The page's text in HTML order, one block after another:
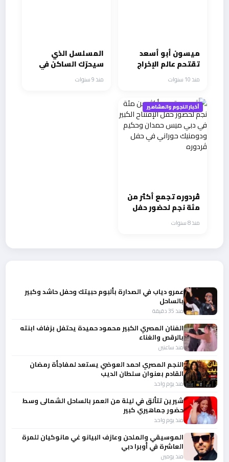
ميسون أبو أسعد
تقتحم عالم الإخراج
منذ 10 سنوات
المسلسل الذي
سيحرّك الساكن في
رمضان من سما الفنمنذ 9 سنوات
أخبار النجوم والمشاهير
ڤردوره تجمع أكثر من
مئة نجم لحضور حفل
الإفتتاح الكبير في
دبي ميس حمدان
حوراني في حفل
منذ 8 سنوات
عمرو دياب في الصدارة بألبوم حبيتك وحفل حاشد وكبير
بالساحل
منذ 35 دقيقة
الفنان المصري الكبير محمود حميدة يحتفل بزفاف ابنته
بالرقص والغناء
منذ ساعتين
النجم المصري احمد العوضي يستعد لمفاجأة رمضان
القادم بعنوان سلطان الديب
منذ يوم واحد
شيرين تتألق في ليلة من العمر بالساحل الشمالى وسط
حضور جماهيري كبير
منذ يوم واحد
الموسيقي والملحن وعازف البيانو غي مانوكيان للمرة
العاشرة في أوبرا دبي
منذ يومين